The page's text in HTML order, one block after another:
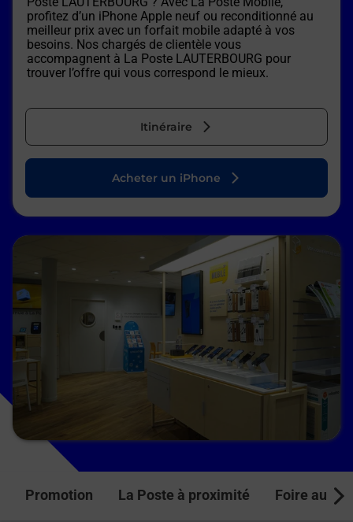
profitez d’un iPhone Apple neuf ou reconditionné au
meilleur prix avec un forfait mobile adapté à vos
besoins. Nos chargés de clientèle vous
accompagnent à La Poste LAUTERBOURG pour
trouver l’offre qui vous correspond le mieux.
Itinéraire
Acheter un iPhone
Promotion La Poste à proximité Foire aux